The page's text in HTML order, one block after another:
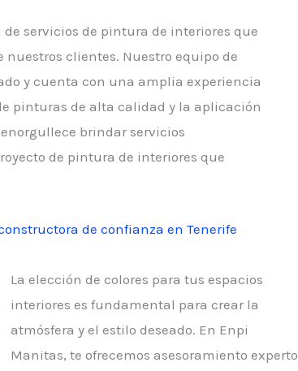
servicios de pintura de interiores que
nuestros clientes. Nuestro equipo de
y cuenta con una amplia experiencia
pinturas de alta calidad y la aplicación
brindar servicios
de pintura de interiores que
de confianza en Tenerife
La elección de colores para tus espacios
interiores es fundamental para crear la
atmósfera y el estilo deseado. En Enpi
Manitas, te ofrecemos asesoramiento experto